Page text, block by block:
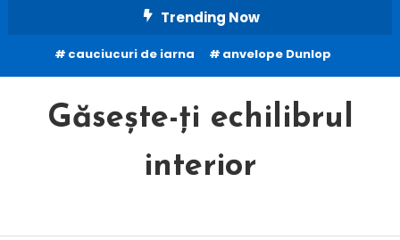
Content
Trending Now
cauciucuri de iarna anvelope Dunlop
Găsește-ți echilibrul
interior